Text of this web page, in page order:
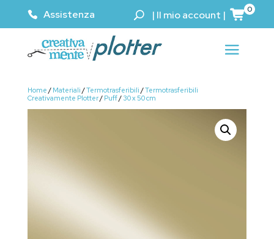
Assistenza | Il mio account | 0
Home / Materiali /Termotrasferibili /Termotrasferibili
Creativamente Plotter/ Puff/ 30 x 50 cm